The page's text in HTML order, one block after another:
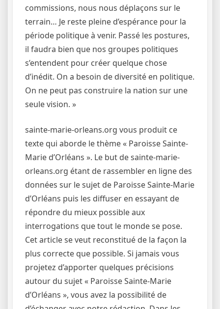
commissions, nous nous déplaçons sur le
terrain… Je reste pleine d’espérance pour la
période politique à venir. Passé les postures,
il faudra bien que nos groupes politiques
s’entendent pour créer quelque chose
d’inédit. On a besoin de diversité en politique.
On ne peut pas construire la nation sur une
seule vision. »
sainte-marie-orleans.org vous produit ce
texte qui aborde le thème « Paroisse Sainte-
Marie d’Orléans ». Le but de sainte-marie-
orleans.org étant de rassembler en ligne des
données sur le sujet de Paroisse Sainte-Marie
d’Orléans puis les diffuser en essayant de
répondre du mieux possible aux
interrogations que tout le monde se pose.
Cet article se veut reconstitué de la façon la
plus correcte que possible. Si jamais vous
projetez d’apporter quelques précisions
autour du sujet « Paroisse Sainte-Marie
d’Orléans », vous avez la possibilité de